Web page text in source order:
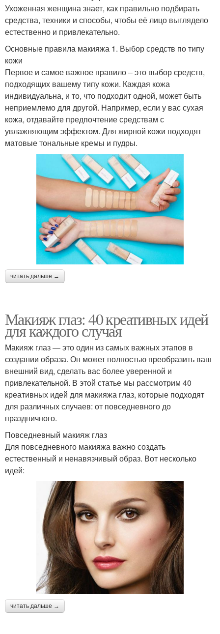
Ухоженная женщина знает, как правильно подбирать
средства, техники и способы, чтобы её лицо выглядело
естественно и привлекательно.
Основные правила макияжа 1. Выбор средств по типу
кожи
Первое и самое важное правило – это выбор средств,
подходящих вашему типу кожи. Каждая кожа
индивидуальна, и то, что подходит одной, может быть
неприемлемо для другой. Например, если у вас сухая
кожа, отдавайте предпочтение средствам с
увлажняющим эффектом. Для жирной кожи подходят
матовые тональные кремы и пудры.
читать дальше →
Макияж глаз: 40 креативных идей
для каждого случая
Макияж глаз — это один из самых важных этапов в
создании образа. Он может полностью преобразить ваш
внешний вид, сделать вас более уверенной и
привлекательной. В этой статье мы рассмотрим 40
креативных идей для макияжа глаз, которые подходят
для различных случаев: от повседневного до
праздничного.
Повседневный макияж глаз
Для повседневного макияжа важно создать
естественный и ненавязчивый образ. Вот несколько
идей:
читать дальше →